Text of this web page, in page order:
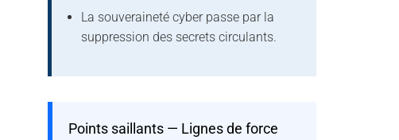
La souveraineté cyber passe par la
suppression des secrets circulants.
Points saillants — Lignes de force